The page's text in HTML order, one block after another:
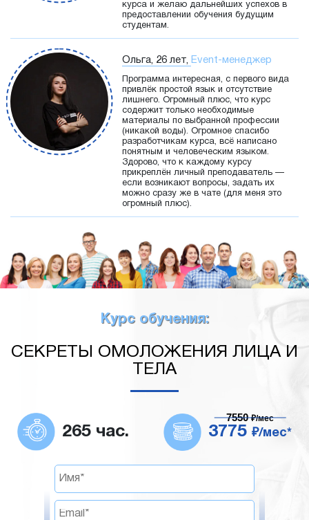
курса и желаю дальнейших успехов в
предоставлении обучения будущим
студентам.
Ольга, 26 лет, Event-менеджер
Программа интересная, с первого вида
привлёк простой язык и отсутствие
лишнего. Огромный плюс, что курс
содержит только необходимые
материалы по выбранной профессии
(никакой воды). Огромное спасибо
разработчикам курса, всё написано
понятным и человеческим языком.
Здорово, что к каждому курсу
прикреплён личный преподаватель —
если возникают вопросы, задать их
можно сразу же в чате (для меня это
огромный плюс).
Курс обучения:
СЕКРЕТЫ ОМОЛОЖЕНИЯ ЛИЦА И
ТЕЛА
265 час. 3775 ₽/мес*
7550₽/мес